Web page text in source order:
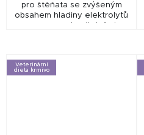
pro štěňata se zvýšeným
obsahem hladiny elektrolytů
a vysoce stravitelnými
Veterinární
dieta krmivo